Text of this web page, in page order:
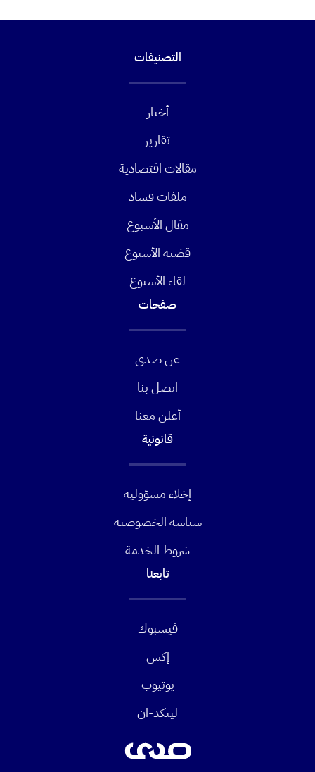
التصنيفات
أخبار
تقارير
مقالات اقتصادية
ملفات فساد
مقال الأسبوع
قضية الأسبوع
لقاء الأسبوع
صفحات
عن صدى
اتصل بنا
أعلن معنا
قانونية
إخلاء مسؤولية
سياسة الخصوصية
شروط الخدمة
تابعنا
فيسبوك
إكس
يوتيوب
لينكد-ان